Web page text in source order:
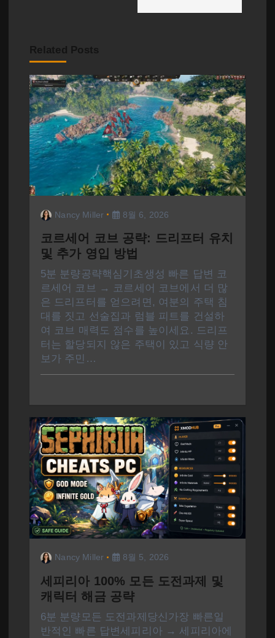
Related Posts
Nancy Miller 8월 6, 2026
코르세어 코브 공략: 드리프터 유치
및 추가 영입 방법
5분 분량공략핵심기초생성 빠른 답변 코
르세어 코브 → 코르세어 코브에서 더 많
은 드리프터를 얻으려면, 여분의 주택 침
대를 짓고 선술집과 럼블 피트를 건설하
여 코브 매력도 점수를 높이세요. 드리프
터는 할당되지 않은 주택이 있고 식량 안
보가 주민…
Nancy Miller 8월 5, 2026
세피리아 100% 모든 도전과제 및
캐릭터 해금 공략
6분 분량모든 도전과제당신가장 빠른일
반적인 빠른 답변세피리아 → 세피리아에